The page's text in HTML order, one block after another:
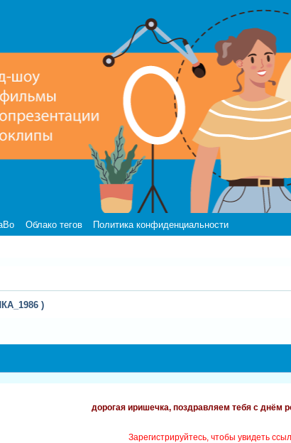
Облако тегов Политика конфиденциальности
)
дорогая иришечка, поздравляем тебя с днём
Зарегистрируйтесь, чтобы увидеть